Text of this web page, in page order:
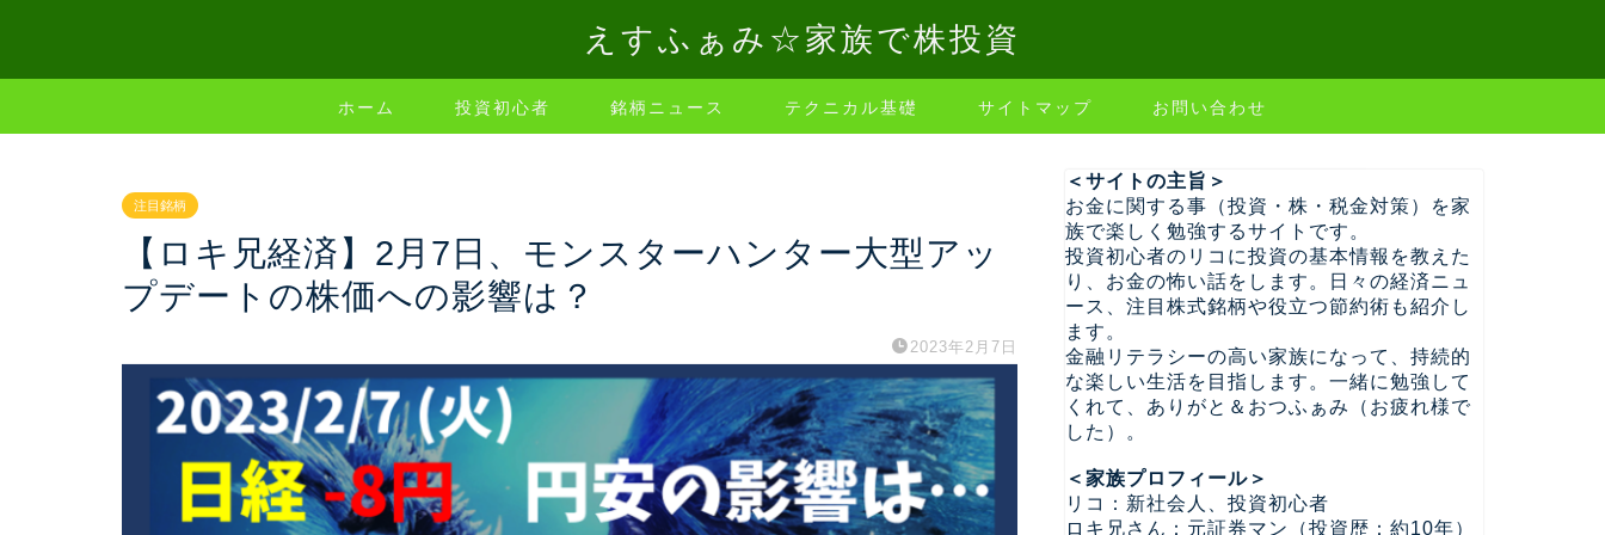
えすふぁみ☆家族で株投資
ホーム 投資初心者 銘柄ニュース テクニカル基礎 サイトマップ お問い合わせ
注目銘柄
【ロキ兄経済】2月7日、モンスターハンター大型アッ
プデートの株価への影響は？
2023年2月7日
＜サイトの主旨＞
お金に関する事（投資・株・税金対策）を家
族で楽しく勉強するサイトです。
投資初心者のリコに投資の基本情報を教えた
り、お金の怖い話をします。日々の経済ニュ
ース、注目株式銘柄や役立つ節約術も紹介し
ます。
金融リテラシーの高い家族になって、持続的
な楽しい生活を目指します。一緒に勉強して
くれて、ありがと＆おつふぁみ（お疲れ様で
した）。
＜家族プロフィール＞
リコ：新社会人、投資初心者
ロキ兄さん：元証券マン（投資歴：約10年）